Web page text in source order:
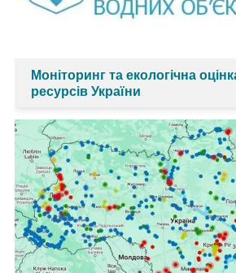
Моніторинг та екологічна
ресурсів України